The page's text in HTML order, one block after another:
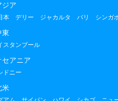
ジア
本 デリー ジャカルタ バリ シンガ
東
スタンブール
セアニア
ドニー
米